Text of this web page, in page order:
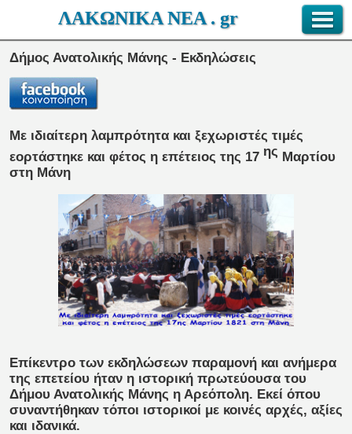
ΛΑΚΩΝΙΚΑ ΝΕΑ . gr
Δήμος Ανατολικής Μάνης - Εκδηλώσεις
Με ιδιαίτερη λαμπρότητα και ξεχωριστές τιμές
εορτάστηκε και φέτος η επέτειος της 17 ης Μαρτίου
στη Μάνη
Επίκεντρο των εκδηλώσεων παραμονή και ανήμερα
της επετείου ήταν η ιστορική πρωτεύουσα του
Δήμου Ανατολικής Μάνης η Αρεόπολη. Εκεί όπου
συναντήθηκαν τόποι ιστορικοί με κοινές αρχές, αξίες
και ιδανικά.